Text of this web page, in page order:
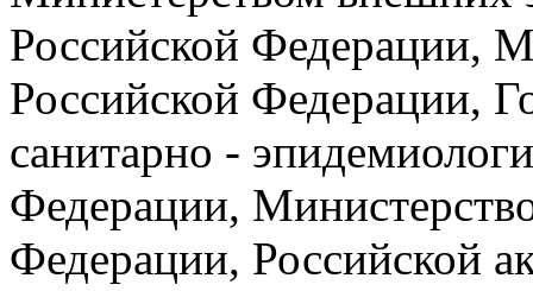
Российской Федерации,
Российской Федерации,
санитарно -
Федерации,
Федерации, Российской